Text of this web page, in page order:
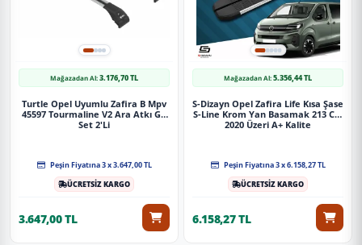
Mağazadan Al:3.176,70 TL
Turtle Opel Uyumlu Zafira B Mpv
45597 Tourmaline V2 Ara Atkı Gri
Set 2'Li
Peşin Fiyatına 3 x 3.647,00 TL
ÜCRETSİZ KARGO
3.647,00 TL
Mağazadan Al:5.356,44 TL
S-Dizayn Opel Zafira Life Kısa Şase
S-Line Krom Yan Basamak 213 Cm
2020 Üzeri A+ Kalite
Peşin Fiyatına 3 x 6.158,27 TL
ÜCRETSİZ KARGO
6.158,27 TL